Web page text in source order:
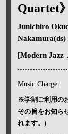
Quartet》
Junichiro
[Modern Jazz
Music Charge:
※学割ご利用の
その旨をお知ら
れます。)